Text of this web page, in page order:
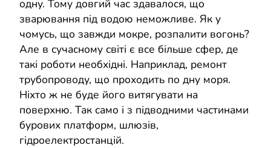
одну. Тому довгий час здавалося, що
зварювання під водою неможливе. Як у
чомусь, що завжди мокре, розпалити вогонь?
Але в сучасному світі є все більше сфер, де
такі роботи необхідні. Наприклад, ремонт
трубопроводу, що проходить по дну моря.
Ніхто ж не буде його витягувати на
поверхню. Так само і з підводними частинами
бурових платформ, шлюзів,
гідроелектростанцій.